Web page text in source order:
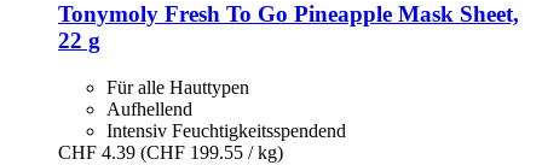
Tonymoly Fresh To Go Pineapple Mask Sheet,
22 g
Für alle Hauttypen
Aufhellend
Intensiv Feuchtigkeitsspendend
CHF 4.39 (CHF 199.55 / kg)